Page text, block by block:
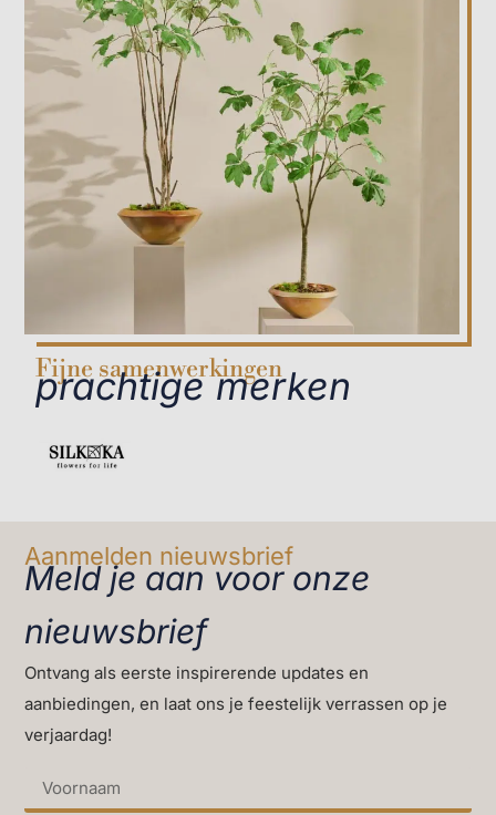
Fijne samenwerkingen
prachtige merken
Meld je aan voor onze
nieuwsbrief
Ontvang als eerste inspirerende updates en
aanbiedingen, en laat ons je feestelijk verrassen op je
verjaardag!
Aanmelden nieuwsbrief